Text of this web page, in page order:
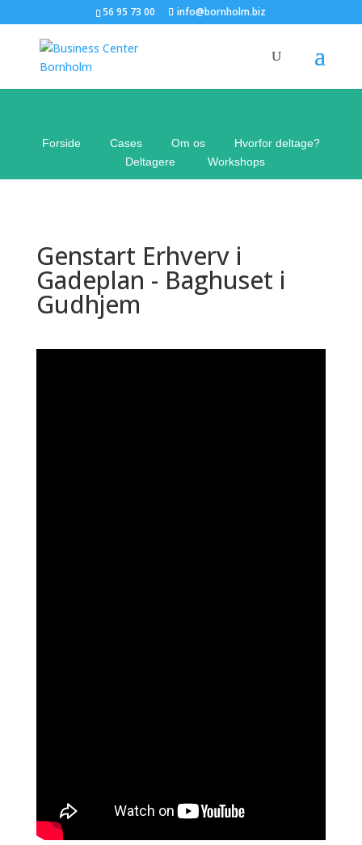
56 95 73 00 info@bornholm.biz
Forside—— Cases—— Om os—— Hvorfor deltage?
Deltagere ——Workshops
Genstart Erhverv i
Gadeplan - Baghuset i
Gudhjem